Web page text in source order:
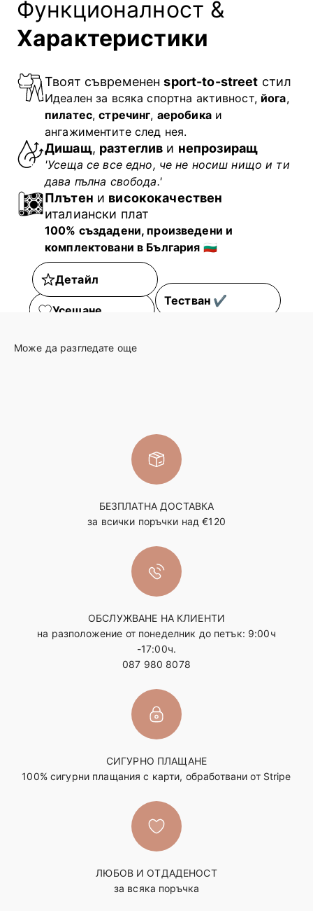
Функционалност &
Характеристики
Твоят съвремененsport-to-street стил
Идеален за всяка спортна активност, йога,
пилатес,стречинг, аеробикаи
ангажиментите след нея.
Дишащ, разтеглив и непрозиращ
'Усеща се все едно, че не носиш нищо и ти
дава пълна свобода.'
Плътен и висококачествен
италиански плат
100% създадени, произведени и
комплектовани в България 🇧🇬
Усещане
Тестван ✔
Детайл
БЕЗПЛАТНА ДОСТАВКА
за всички поръчки над €120
ОБСЛУЖВАНЕ НА КЛИЕНТИ
на разположение от понеделник до петък: 9:00ч
-17:00ч.
087 980 8078
СИГУРНО ПЛАЩАНЕ
100% сигурни плащания с карти, обработвани от Stripe
ЛЮБОВ И ОТДАДЕНОСТ
за всяка поръчка